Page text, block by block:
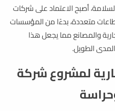
أصبح الاعتماد على شركات
متعددة، بدءًا من المؤسسات
والمصانع مما يجعل هذا
الطويل.
لمشروع شركة